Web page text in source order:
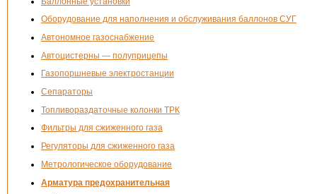
Оборудование для наполнения и обслуживания баллонов СУГ
Автономное газоснабжение
Автоцистерны — полуприцепы
Газопоршневые электростанции
Сепараторы
Топливораздаточные колонки ТРК
Фильтры для сжиженного газа
Регуляторы для сжиженного газа
Метрологическое оборудование
Арматура предохранительная